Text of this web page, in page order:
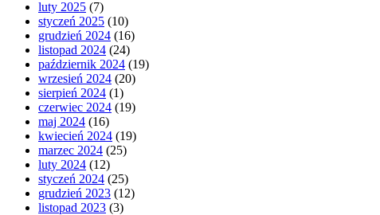
luty 2025 (7)
styczeń 2025 (10)
grudzień 2024 (16)
listopad 2024 (24)
październik 2024 (19)
wrzesień 2024 (20)
sierpień 2024 (1)
czerwiec 2024 (19)
maj 2024 (16)
kwiecień 2024 (19)
marzec 2024 (25)
luty 2024 (12)
styczeń 2024 (25)
grudzień 2023 (12)
listopad 2023 (3)